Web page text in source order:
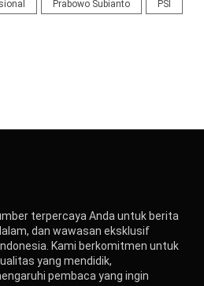
Prabowo Subianto PSI
terpercaya Anda untuk berita
dan wawasan eksklusif
Kami berkomitmen untuk
yang mendidik,
pembaca yang ingin